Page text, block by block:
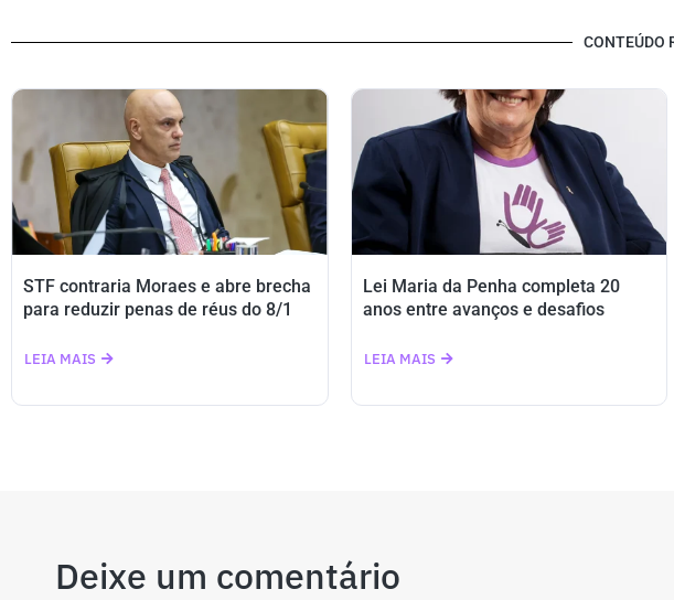
CONTEÚDO
STF contraria Moraes e abre brecha
para reduzir penas de réus do 8/1
LEIA MAIS
Lei Maria da Penha completa 20
anos entre avanços e desafios
LEIA MAIS
Deixe um comentário